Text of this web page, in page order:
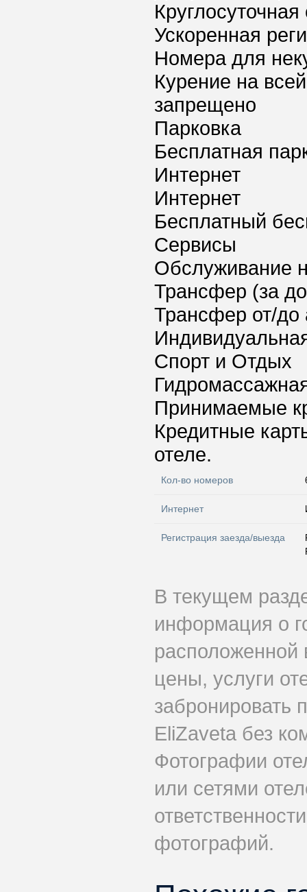
Ускоренная
Номера для
Курение на
запрещено
Парковка
Бесплатная
Интернет
Интернет
Бесплатный
Сервисы
Обслуживание
Трансфер (за
Трансфер от/до
Спорт и Отдых
Принимаемые
Кредитные
отеле.
Кол-во номеров
Интернет
Регистрация заезда/выезда
В текущем
информация о
расположенной
цены, услуги
забронировать
EliZaveta без
Фотографии
или сетями
фотографий.